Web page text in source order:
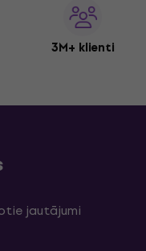
3M+ klienti
jautājumi